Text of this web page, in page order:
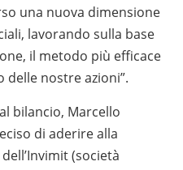
una nuova dimensione
lavorando sulla base
il metodo più efficace
nostre azioni”.
bilancio, Marcello
di aderire alla
(società